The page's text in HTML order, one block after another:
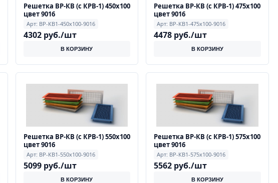
Решетка ВР-КВ (с КРВ-1) 450х100
цвет 9016
Арт: ВР-КВ1-450х100-9016
4302 руб./шт
В КОРЗИНУ
Решетка ВР-КВ (с КРВ-1) 475х100
цвет 9016
Арт: ВР-КВ1-475х100-9016
4478 руб./шт
В КОРЗИНУ
Решетка ВР-КВ (с КРВ-1) 550х100
цвет 9016
Арт: ВР-КВ1-550х100-9016
5099 руб./шт
В КОРЗИНУ
Решетка ВР-КВ (с КРВ-1) 575х100
цвет 9016
Арт: ВР-КВ1-575х100-9016
5562 руб./шт
В КОРЗИНУ